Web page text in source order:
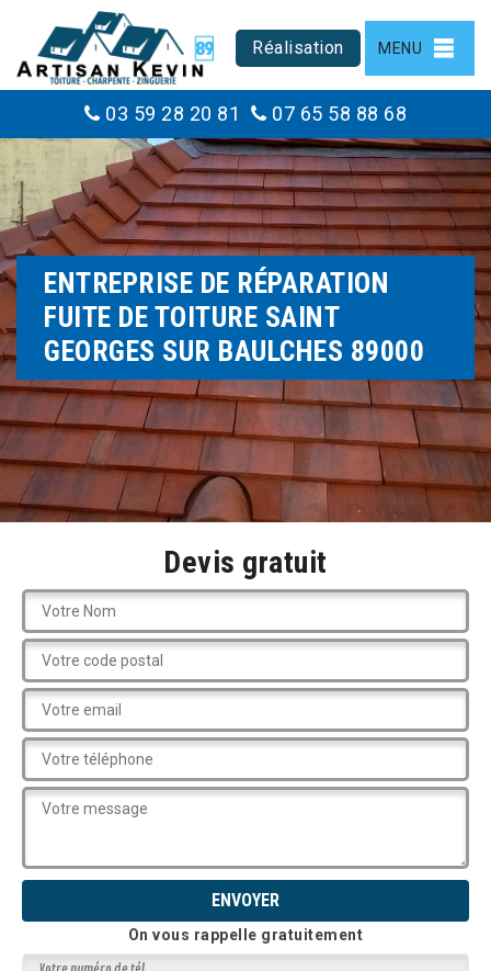
Réalisation MENU
03 59 28 20 81 07 65 58 88 68
ENTREPRISE DE RÉPARATION
FUITE DE TOITURE SAINT
GEORGES SUR BAULCHES 89000
Devis gratuit
On vous rappelle gratuitement